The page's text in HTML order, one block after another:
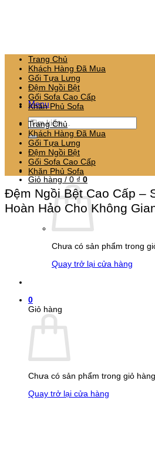
Menu
Tìm
kiếm:
Giỏ hàng / 0 ₫ 0
Chưa có sản phẩm trong
Quay trở lại cửa hàng
0
Giỏ hàng
Chưa có sản phẩm trong giỏ hàng.
Quay trở lại cửa hàng
Trang Chủ
Khách Hàng Đã Mua
Gối Tựa Lưng
Đệm Ngồi Bệt
Gối Sofa Cao Cấp
Khăn Phủ Sofa
Trang Chủ
Khách Hàng Đã Mua
Gối Tựa Lưng
Đệm Ngồi Bệt
Gối Sofa Cao Cấp
Khăn Phủ Sofa
Đệm Ngồi Bệt Cao Cấp –
Hoàn Hảo Cho Không